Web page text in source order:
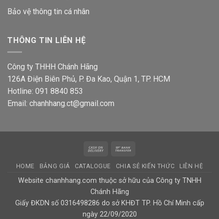
Bảo vệ thông tin cá nhân
THÔNG TIN LIÊN HỆ
Công ty THHH Chánh Hãng
126A Điện Biên Phủ, P. Đa Kao, Quận 1, TP. HCM
Hotline: 091 8840 853
Email: chanhhang.ct@gmail.com
Cash
Delivery
HOME BẢNG GIÁ CATALOGUE CHIA SẺ KIẾN THỨC LIÊN HỆ
Website chanhhang.com thuộc sở hữu của Công ty TNHH
Chánh Hãng
Giấy ĐKDN số 0316498286 do sở KHĐT TP. Hồ Chí Minh cấp
ngày 22/09/2020